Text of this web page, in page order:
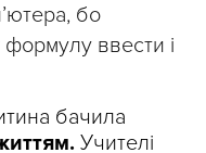
бо
ввести і
бачила
Учителі